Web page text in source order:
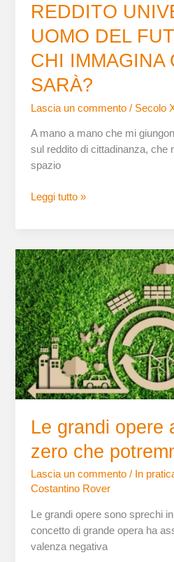
REDDITO
UOMO DEL
CHI IMMAGINA
SARÀ?
Lascia un commento / Secolo
A mano a mano che mi
sul reddito di cittadinanza, che
spazio
Leggi tutto »
Le grandi opere
zero che
Lascia un commento / In
Costantino Rover
Le grandi opere sono sprechi
concetto di grande opera ha
valenza negativa
Le
grandi
opere
a
impatto
zero
che
potremmo
fare